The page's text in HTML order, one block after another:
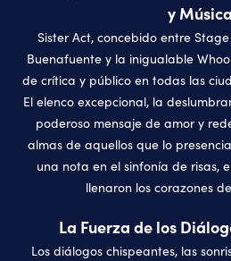
y Música
Sister Act, concebido entre
Buenafuente y la inigualable
de crítica y público en todas las
El elenco excepcional, la
poderoso mensaje de amor y
almas de aquellos que lo
una nota en el sinfonía de risas,
llenaron los corazones
La Fuerza de los
Los diálogos chispeantes, las